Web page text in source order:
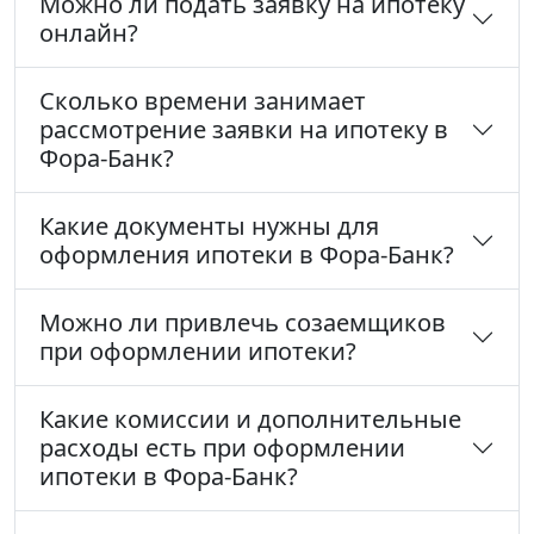
онлайн?
Сколько времени занимает
рассмотрение заявки на ипотеку в
Фора-Банк?
Какие документы нужны для
оформления ипотеки в Фора-Банк?
Можно ли привлечь созаемщиков
при оформлении ипотеки?
Какие комиссии и дополнительные
расходы есть при оформлении
ипотеки в Фора-Банк?